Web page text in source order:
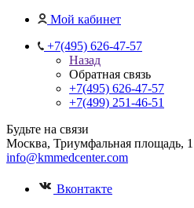
Мой кабинет
+7(495) 626-47-57
Назад
Обратная связь
+7(495) 626-47-57
+7(499) 251-46-51
Будьте на связи
Москва, Триумфальная площадь, 1
info@kmmedcenter.com
Вконтакте